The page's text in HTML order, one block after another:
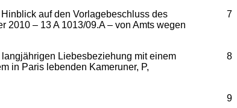
7
auf den Vorlagebeschluss des
2010 – 13 A 1013/09.A – von Amts wegen
8
Liebesbeziehung mit einem
in Paris lebenden Kameruner, P,
9